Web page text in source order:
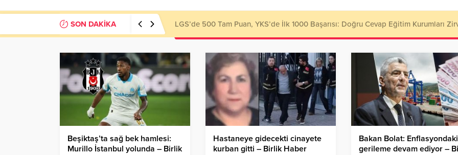
SON DAKİKA Latif Albayrak’tan Bursa Erzurum Dernekleri Federasyonu İçin 25 Maddelik Büyük
Beşiktaş’ta sağ bek hamlesi:
Murillo İstanbul yolunda – Birlik
Hastaneye gidecekti cinayete
kurban gitti – Birlik Haber
Bakan Bolat: Enflasyondaki
gerileme devam ediyor –